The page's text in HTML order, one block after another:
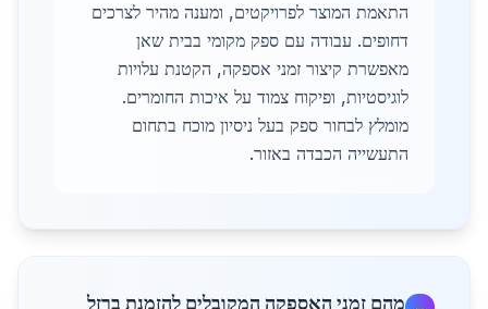
התאמת המוצר לפרויקטים, ומענה מהיר לצרכים
דחופים. עבודה עם ספק מקומי בבית שאן
מאפשרת קיצור זמני אספקה, הקטנת עלויות
לוגיסטיות, ופיקוח צמוד על איכות החומרים.
מומלץ לבחור ספק בעל ניסיון מוכח בתחום
התעשייה הכבדה באזור.
מהם זמני האספקה המקובלים להזמנת ברזל